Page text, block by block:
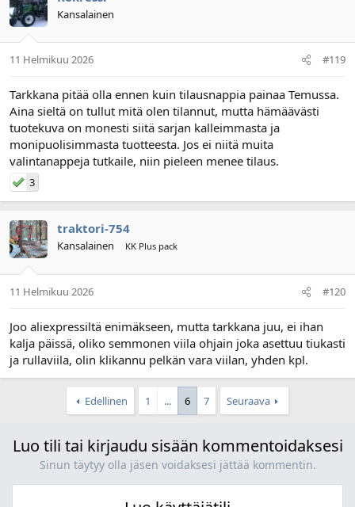
Kansalainen
11 Helmikuu 2026 #119
Tarkkana pitää olla ennen kuin tilausnappia painaa Temussa.
Aina sieltä on tullut mitä olen tilannut, mutta hämäävästi
tuotekuva on monesti siitä sarjan kalleimmasta ja
monipuolisimmasta tuotteesta. Jos ei niitä muita
valintanappeja tutkaile, niin pieleen menee tilaus.
3
traktori-754
Kansalainen KK Plus pack
11 Helmikuu 2026 #120
Joo aliexpressiltä enimäkseen, mutta tarkkana juu, ei ihan
kalja päissä, oliko semmonen viila ohjain joka asettuu tiukasti
ja rullaviila, olin klikannu pelkän vara viilan, yhden kpl.
Edellinen 1 ... 6 7 Seuraava
Luo tili tai kirjaudu sisään kommentoidaksesi
Sinun täytyy olla jäsen voidaksesi jättää kommentin.